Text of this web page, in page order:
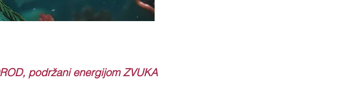
podržani energijom ZVUKA